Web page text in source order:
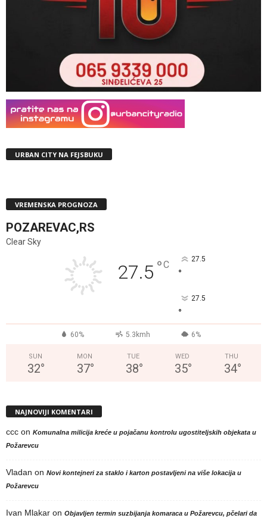
URBAN CITY NA FEJSBUKU
VREMENSKA PROGNOZA
POZAREVAC,RS
Clear Sky
27.5 °C 27.5
°
27.5
°
60% 5.3kmh 6%
SUN
32°
MON
37°
TUE
38°
WED
35°
THU
34°
NAJNOVIJI KOMENTARI
ccc on Komunalna milicija kreće u pojačanu kontrolu ugostiteljskih objekata u
Požarevcu
Vladan on Novi kontejneri za staklo i karton postavljeni na više lokacija u
Požarevcu
Ivan Mlakar on Objavljen termin suzbijanja komaraca u Požarevcu, pčelari da